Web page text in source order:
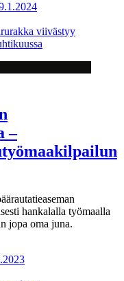
viivästyy
–
hankalalla työmaalla
jopa oma juna.